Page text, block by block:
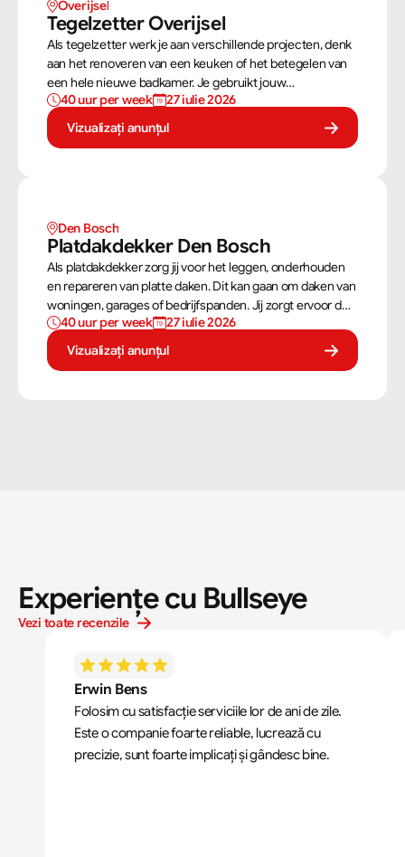
Overijsel
Tegelzetter Overijsel
Als tegelzetter werk je aan verschillende projecten, denk
aan het renoveren van een keuken of het betegelen van
een hele nieuwe badkamer. Je gebruikt jouw
vaardigheden om tegels perfect te plaatsen. Als
tegelzetter ben je voortdurend bezig met diverse taken.
40 uur per week
27 iulie 2026
Vizualizați anunțul
Den Bosch
Platdakdekker Den Bosch
Als platdakdekker zorg jij voor het leggen, onderhouden
en repareren van platte daken. Dit kan gaan om daken van
woningen, garages of bedrijfspanden. Jij zorgt ervoor dat
deze daken tegen alle weersomstandigheden kunnen,
zoals regen, sneeuw en wind.
40 uur per week
27 iulie 2026
Vizualizați anunțul
Experiențe cu Bullseye
Vezi toate recenzile
Erwin Bens
Folosim cu satisfacție serviciile lor de ani de zile.
Este o companie foarte reliable, lucrează cu
precizie, sunt foarte implicați și gândesc bine.